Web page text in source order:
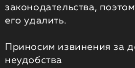
законодательства,
его удалить.
Приносим извинения за
неудобства